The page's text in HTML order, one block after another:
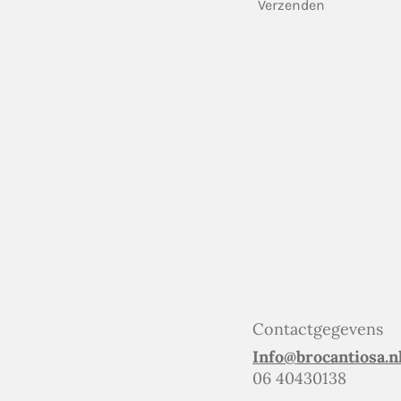
Verzenden
Contactgegevens
06 40430138